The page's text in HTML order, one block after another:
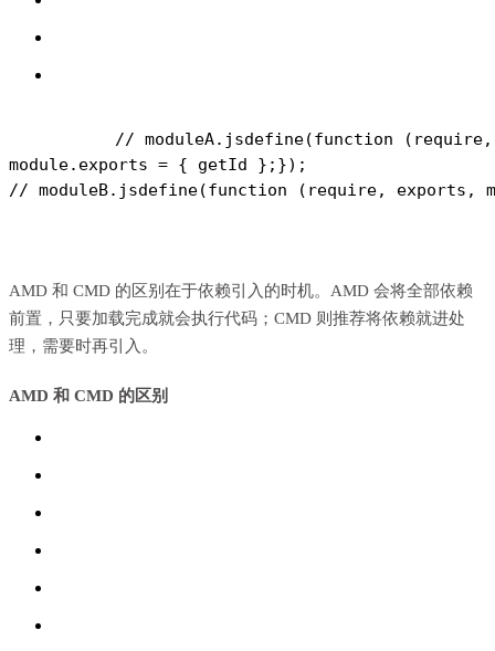
// moduleA.jsdefine(function
module.exports = { getId }; });
// moduleB.jsdefine(function (require, exports,
AMD 和 CMD 的区别在于依赖引入的时机。AMD 会将全部依赖
前置，只要加载完成就会执行代码；CMD 则推荐将依赖就进处
理，需要时再引入。
AMD 和 CMD 的区别